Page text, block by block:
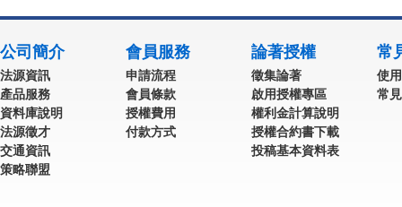
公司簡介
法源資訊
產品服務
資料庫說明
法源徵才
交通資訊
策略聯盟
會員服務
申請流程
會員條款
授權費用
付款方式
論著授權
徵集論著
啟用授權專區
權利金計算說明
授權合約書下載
投稿基本資料表
常
使
常